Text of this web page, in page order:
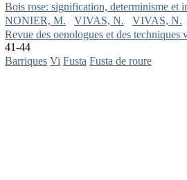
Bois rose: signification, determinisme et
NONIER, M. VIVAS, N.
VIVAS, N.
Revue des oenologues et des
41-44
Barriques Vi Fusta Fusta de roure